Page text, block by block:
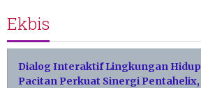
Ekbis
Dialog Interaktif Lingkungan Hidup
Pacitan Perkuat Sinergi Pentahelix,